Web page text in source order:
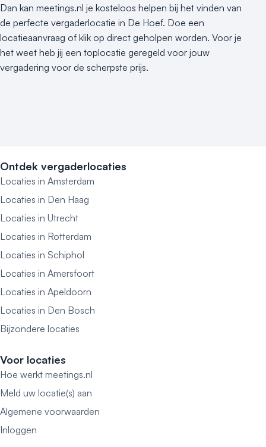
Dan kan meetings.nl je kosteloos helpen bij het vinden van
de perfecte vergaderlocatie in De Hoef. Doe een
locatieaanvraag of klik op direct geholpen worden. Voor je
het weet heb jij een toplocatie geregeld voor jouw
vergadering voor de scherpste prijs.
Ontdek vergaderlocaties
Locaties in Amsterdam
Locaties in Den Haag
Locaties in Utrecht
Locaties in Rotterdam
Locaties in Schiphol
Locaties in Amersfoort
Locaties in Apeldoorn
Locaties in Den Bosch
Bijzondere locaties
Voor locaties
Hoe werkt meetings.nl
Meld uw locatie(s) aan
Algemene voorwaarden
Inloggen